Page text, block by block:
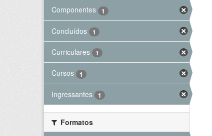
Componentes 1
Concluídos 1
Curriculares 1
Cursos 1
Ingressantes 1
Formatos